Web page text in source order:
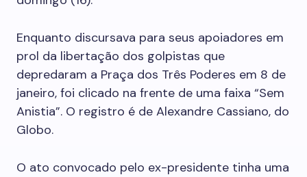
Enquanto discursava para seus apoiadores em
prol da libertação dos golpistas que
depredaram a Praça dos Três Poderes em 8 de
janeiro, foi clicado na frente de uma faixa “Sem
Anistia”. O registro é de Alexandre Cassiano, do
Globo.
O ato convocado pelo ex-presidente tinha uma